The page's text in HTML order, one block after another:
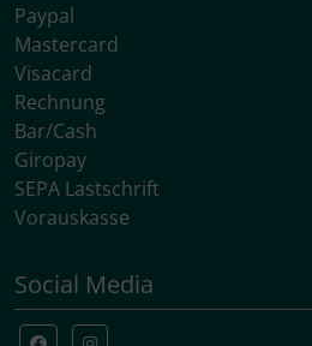
Paypal
Mastercard
Visacard
Rechnung
Bar/Cash
Giropay
SEPA Lastschrift
Vorauskasse
Social Media